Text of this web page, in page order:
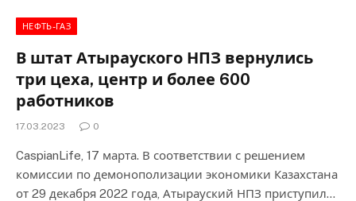
НЕФТЬ-ГАЗ
В штат Атырауского НПЗ вернулись
три цеха, центр и более 600
работников
17.03.2023 0
CaspianLife, 17 марта. В соответствии с решением
комиссии по демонополизации экономики Казахстана
от 29 декабря 2022 года, Атырауский НПЗ приступил…